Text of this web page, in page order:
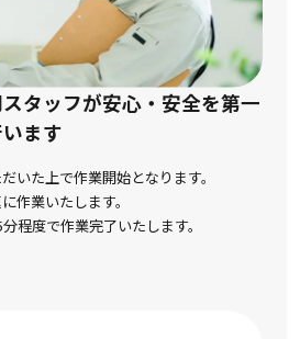
タッフが安心・安全を第一
ます
いた上で作業開始となります。
作業いたします。
程度で作業完了いたします。